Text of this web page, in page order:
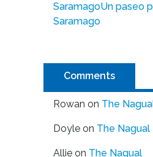
SaramagoUn paseo
Saramago
Comments
Rowan on The
Doyle on The Nagual
Allie on The Nagual